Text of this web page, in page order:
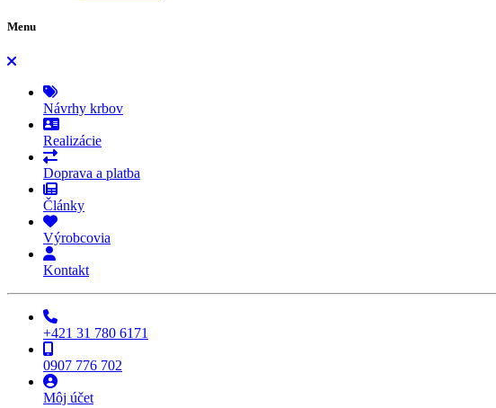
Menu
Návrhy krbov
Realizácie
Doprava a platba
Články
Výrobcovia
Kontakt
+421 31 780 6171
0907 776 702
Môj účet